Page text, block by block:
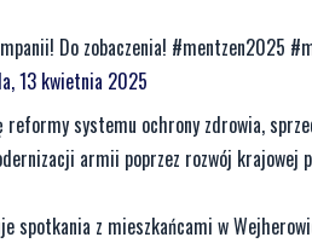
Do zobaczenia! #mentzen2025
13 kwietnia 2025
systemu ochrony zdrowia,
armii poprzez rozwój krajowej
spotkania z mieszkańcami w